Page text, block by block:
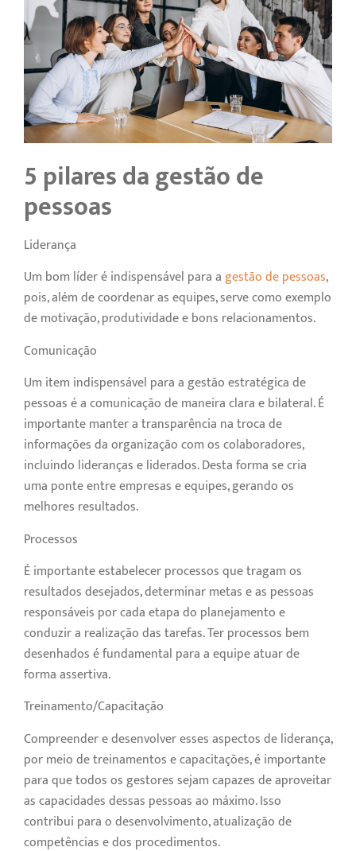
5 pilares da gestão de
pessoas
Liderança
Um bom líder é indispensável para agestão de pessoas,
pois, além de coordenar as equipes, serve como exemplo
de motivação, produtividade e bons relacionamentos.
Comunicação
Um item indispensável para a gestão estratégica de
pessoas é a comunicação de maneira clara e bilateral. É
importante manter a transparência na troca de
informações da organização com os colaboradores,
incluindo lideranças e liderados. Desta forma se cria
uma ponte entre empresas e equipes, gerando os
melhores resultados.
Processos
É importante estabelecer processos que tragam os
resultados desejados, determinar metas e as pessoas
responsáveis por cada etapa do planejamento e
conduzir a realização das tarefas. Ter processos bem
desenhados é fundamental para a equipe atuar de
forma assertiva.
Treinamento/Capacitação
Compreender e desenvolver esses aspectos de liderança,
por meio de treinamentos e capacitações, é importante
para que todos os gestores sejam capazes de aproveitar
as capacidades dessas pessoas ao máximo. Isso
contribui para o desenvolvimento, atualização de
competências e dos procedimentos.